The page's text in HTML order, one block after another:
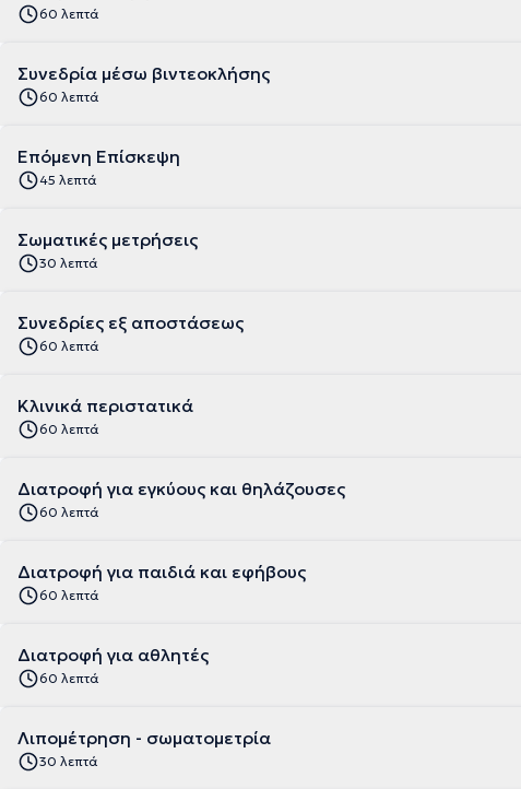
60 λεπτά
Συνεδρία μέσω βιντεοκλήσης
60 λεπτά
Επόμενη Επίσκεψη
45 λεπτά
Σωματικές μετρήσεις
30 λεπτά
Συνεδρίες εξ αποστάσεως
60 λεπτά
Κλινικά περιστατικά
60 λεπτά
Διατροφή για εγκύους και θηλάζουσες
60 λεπτά
Διατροφή για παιδιά και εφήβους
60 λεπτά
Διατροφή για αθλητές
60 λεπτά
Λιπομέτρηση - σωματομετρία
30 λεπτά